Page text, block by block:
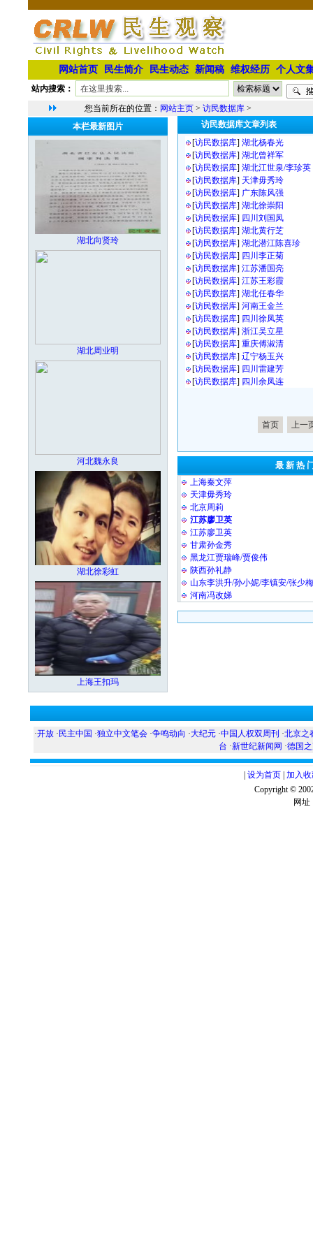
网站首页 民生简介 民生动态 新闻稿 维权经历 个人文
站内搜索：
您当前所在的位置： 网站主页 > 访民数据库 >
本栏最新图片
湖北向贤玲
湖北周业明
河北魏永良
湖北徐彩虹
上海王扣玛
访民数据库文章列表
[访民数据库] 湖北杨春光
[访民数据库] 湖北曾祥军⁩
[访民数据库] 湖北江世泉/李珍英⁩
[访民数据库] 天津毋秀玲
[访民数据库] 广东陈风强
[访民数据库] 湖北徐崇阳
[访民数据库] 四川刘国凤
[访民数据库] 湖北黄行芝
[访民数据库] 湖北潜江陈喜珍
[访民数据库] 四川李正菊
[访民数据库] 江苏潘国亮
[访民数据库] 江苏王彩霞
[访民数据库] 湖北任春华
[访民数据库] 河南王金兰
[访民数据库] 四川徐凤英
[访民数据库] 浙江吴立星
[访民数据库] 重庆傅淑清
[访民数据库] 辽宁杨玉兴
[访民数据库] 四川雷建芳
[访民数据库] 四川余凤连
首页 上一
最 新 热
上海秦文萍
天津毋秀玲
北京周莉
江苏廖卫英
江苏廖卫英
甘肃孙金秀
黑龙江贾瑞峰/贾俊伟
陕西孙礼静
山东李洪升/孙小妮/李镇安/张少梅
河南冯改娣
·开放 · 民主中国 ·独立中文笔会 ·争鸣动向 ·大纪元 ·中国人权双周刊 ·北京之
台 ·新世纪新闻网 ·德国
设为首页 加入
Copyright ©
网址